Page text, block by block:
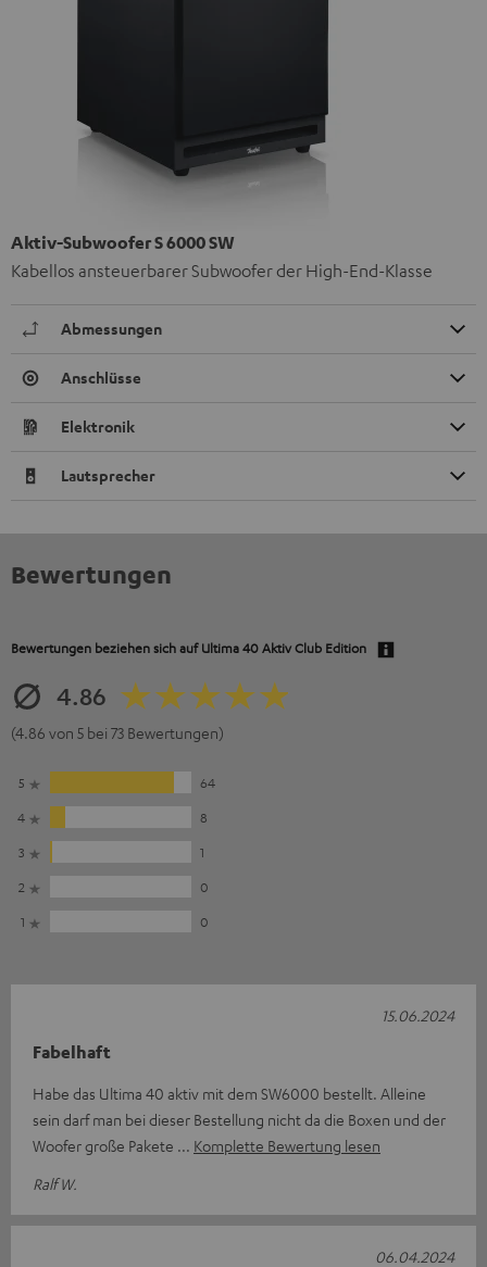
Aktiv-Subwoofer S 6000 SW
Kabellos ansteuerbarer Subwoofer der High-End-Klasse
Abmessungen
Anschlüsse
Elektronik
Lautsprecher
Bewertungen
Bewertungen beziehen sich aufUltima 40 Aktiv Club Edition
4.86
(4.86 von 5 bei 73 Bewertungen)
5
64
4
8
3
1
2
0
1
0
Fabelhaft
Habe das Ultima 40 aktiv mit dem SW6000 bestellt. Alleine
sein darf man bei dieser Bestellung nicht da die Boxen und der
Woofer große Pakete
Komplette Bewertung lesen
Ralf W.
15.06.2024
06.04.2024